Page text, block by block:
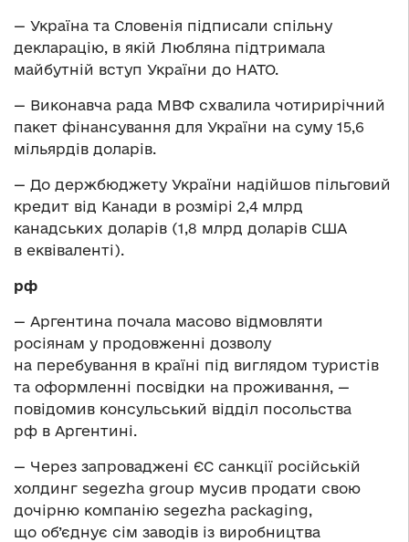
— Україна та Словенія підписали спільну
декларацію, в якій Любляна підтримала
майбутній вступ України до НАТО.
— Виконавча рада МВФ схвалила чотирирічний
пакет фінансування для України на суму 15,6
мільярдів доларів.
— До держбюджету України надійшов пільговий
кредит від Канади в розмірі 2,4 млрд
канадських доларів (1,8 млрд доларів США
в еквіваленті).
рф
— Аргентина почала масово відмовляти
росіянам у продовженні дозволу
на перебування в країні під виглядом туристів
та оформленні посвідки на проживання, —
повідомив консульський відділ посольства
рф в Аргентині.
— Через запроваджені ЄС санкції російській
холдинг segezha group мусив продати свою
дочірню компанію segezha packaging,
що об’єднує сім заводів із виробництва